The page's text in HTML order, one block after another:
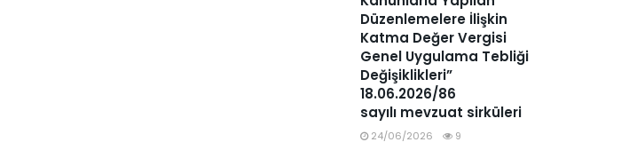
Düzenlemelere İlişkin
Katma Değer Vergisi
Genel Uygulama Tebliği
Değişiklikleri”
18.06.2026/86
sayılı mevzuat sirküleri
24/06/2026 9